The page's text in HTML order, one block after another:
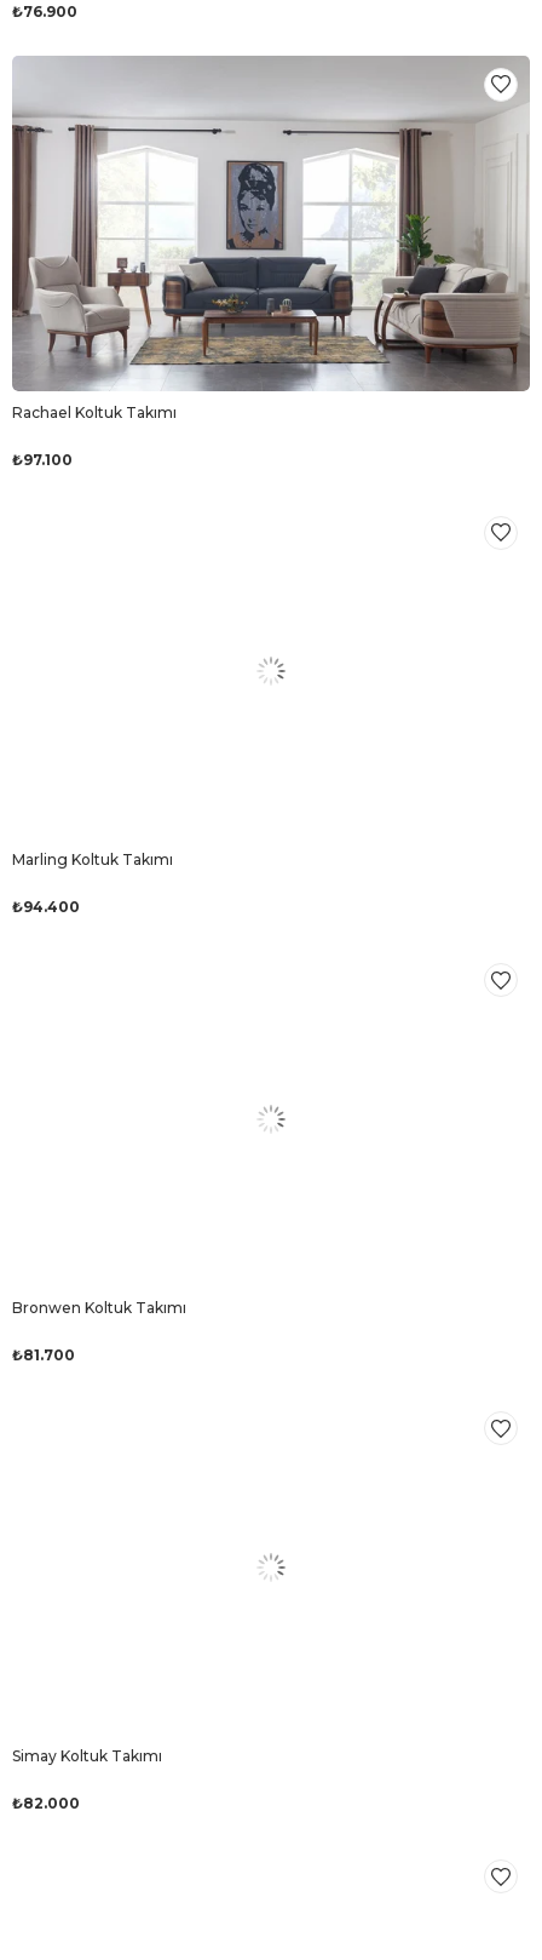
₺76.900
Rachael Koltuk Takımı
₺97.100
Marling Koltuk Takımı
₺94.400
Bronwen Koltuk Takımı
₺81.700
Simay Koltuk Takımı
₺82.000